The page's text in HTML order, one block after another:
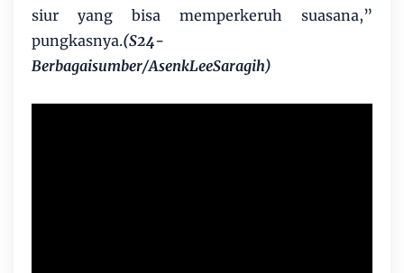
siur yang bisa memperkeruh suasana,”
pungkasnya.(S24-
Berbagaisumber/AsenkLeeSaragih)